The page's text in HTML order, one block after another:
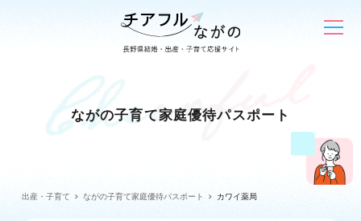
ながの子育て家庭優待パスポート
出産・子育て ながの子育て家庭優待パスポート カワイ薬局